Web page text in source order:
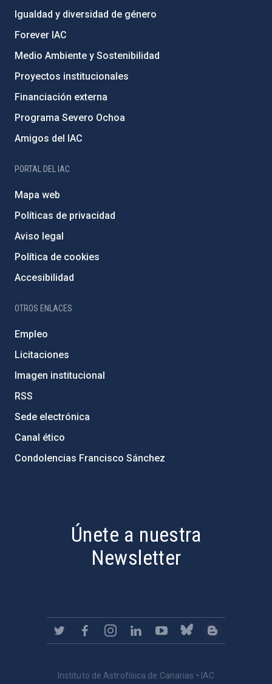
Igualdad y diversidad de género
Forever IAC
Medio Ambiente y Sostenibilidad
Proyectos institucionales
Financiación externa
Programa Severo Ochoa
Amigos del IAC
PORTAL DEL IAC
Mapa web
Políticas de privacidad
Aviso legal
Política de cookies
Accesibilidad
OTROS ENLACES
Empleo
Licitaciones
Imagen institucional
RSS
Sede electrónica
Canal ético
Condolencias Francisco Sánchez
Únete a nuestra
Newsletter
Instituto de Astrofísica de Canarias • IAC